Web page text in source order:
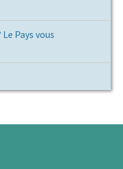
Pays vous